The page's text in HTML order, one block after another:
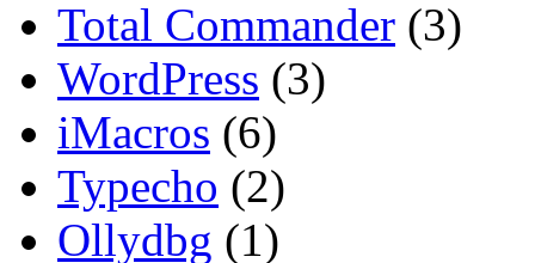
Total Commander (3)
WordPress (3)
iMacros (6)
Typecho (2)
Ollydbg (1)